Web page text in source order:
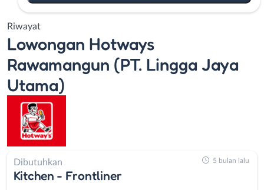
Riwayat
Lowongan Hotways
Rawamangun (PT. Lingga Jaya
Utama)
Dibutuhkan
Kitchen - Frontliner
5 bulan lalu